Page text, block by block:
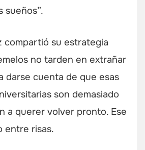
sueños”.
compartió su estrategia
no tarden en extrañar
darse cuenta de que esas
son demasiado
a querer volver pronto. Ese
entre risas.